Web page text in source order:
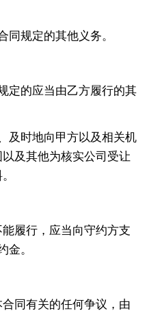
规定的其他义务。
的应当由乙方履行的其
时地向甲方以及相关机
及其他为核实公司受让
履行，应当向守约方支
金。
同有关的任何争议，由